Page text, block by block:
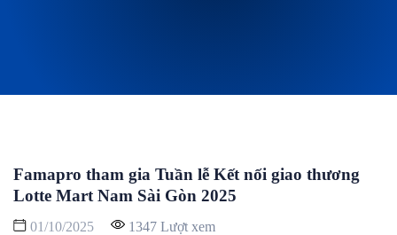
Famapro tham gia Tuần lễ Kết nối giao thương
Lotte Mart Nam Sài Gòn 2025
01/10/2025 1347 Lượt xem